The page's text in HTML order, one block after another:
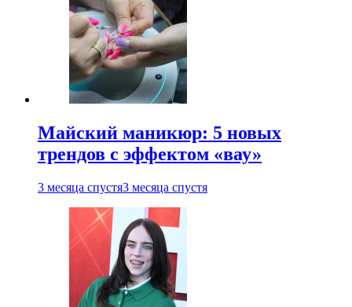
Майский маникюр: 5 новых
трендов с эффектом «вау»
3 месяца спустя3 месяца спустя